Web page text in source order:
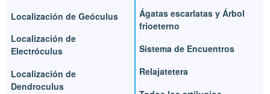
Localización de Geóculus
Localización de
Electróculus
Localización de
Dendroculus
Ágatas escarlatas y Árbol
frioeterno
Sistema de Encuentros
Relajatetera